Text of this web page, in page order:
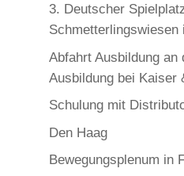
3. Deutscher
Schmetterlingswiesen
Abfahrt Ausbildung an
Ausbildung bei Kaiser
Schulung mit
Den Haag
Bewegungsplenum in